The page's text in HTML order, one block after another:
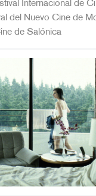
Internacional de
del Nuevo Cine de
de Salónica